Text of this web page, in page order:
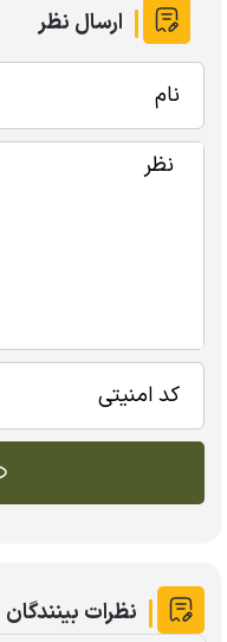
ارسال نظر
نظرات بینندگان